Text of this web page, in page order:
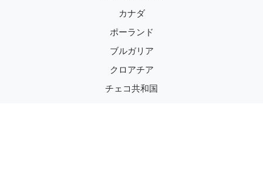
カナダ
ポーランド
ブルガリア
クロアチア
チェコ共和国